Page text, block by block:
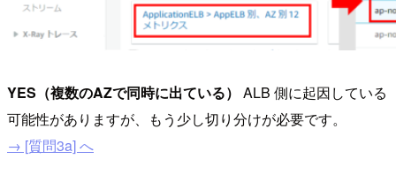
YES（複数のAZで同時に出ている） ALB 側に起因している
可能性がありますが、もう少し切り分けが必要です。
→ [質問3a] へ